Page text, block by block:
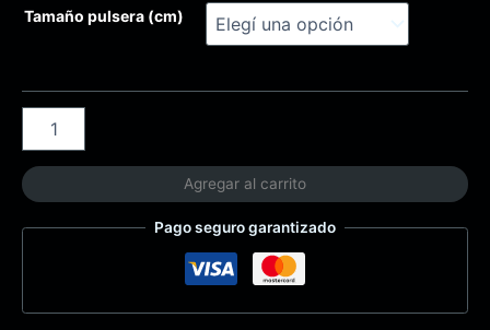
Tamaño pulsera (cm)
Agregar al carrito
Pago seguro garantizado